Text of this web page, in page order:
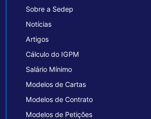
Sobre a Sedep
Notícias
Artigos
Cálculo do IGPM
Salário Mínimo
Modelos de Cartas
Modelos de Contrato
Modelos de Petições